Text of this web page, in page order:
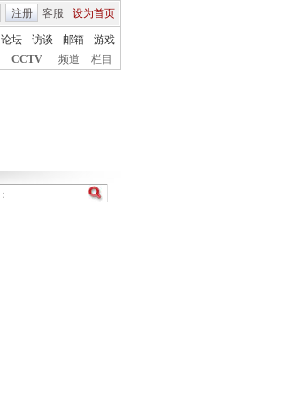
客服 设为首页
注册
论坛 访谈 邮箱
游戏
CCTV 频道 栏目